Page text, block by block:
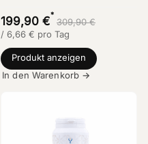
199,90 €*
309,90 €
/ 6,66 € pro Tag
Produkt anzeigen
In den Warenkorb →